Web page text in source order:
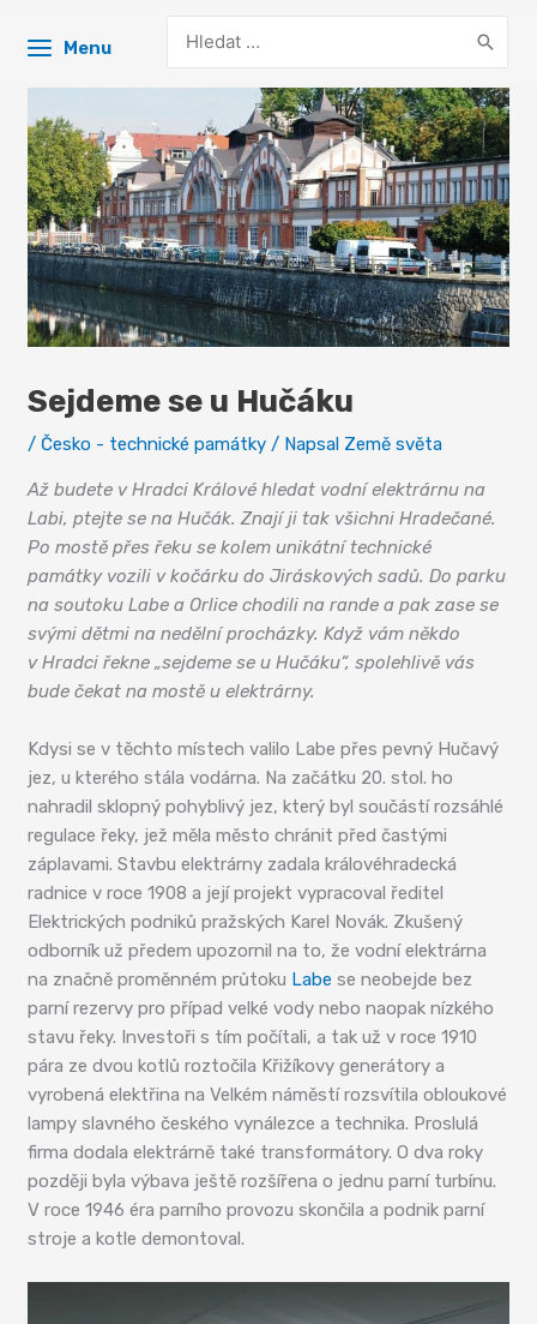
Menu
for:
Sejdeme se u Hučáku
/ Česko - technické památky / Napsal Země světa
Až budete v Hradci Králové hledat vodní elektrárnu na
Labi, ptejte se na Hučák. Znají ji tak všichni Hradečané.
Po mostě přes řeku se kolem unikátní technické
památky vozili v kočárku do Jiráskových sadů. Do parku
na soutoku Labe a Orlice chodili na rande a pak zase se
svými dětmi na nedělní procházky. Když vám někdo
v Hradci řekne „sejdeme se u Hučáku“, spolehlivě vás
bude čekat na mostě u elektrárny.
Kdysi se v těchto místech valilo Labe přes pevný Hučavý
jez, u kterého stála vodárna. Na začátku 20. stol. ho
nahradil sklopný pohyblivý jez, který byl součástí rozsáhlé
regulace řeky, jež měla město chránit před častými
záplavami. Stavbu elektrárny zadala královéhradecká
radnice v roce 1908 a její projekt vypracoval ředitel
Elektrických podniků pražských Karel Novák. Zkušený
odborník už předem upozornil na to, že vodní elektrárna
na značně proměnném průtoku Labe se neobejde bez
parní rezervy pro případ velké vody nebo naopak nízkého
stavu řeky. Investoři s tím počítali, a tak už v roce 1910
pára ze dvou kotlů roztočila Křižíkovy generátory a
vyrobená elektřina na Velkém náměstí rozsvítila obloukové
lampy slavného českého vynálezce a technika. Proslulá
firma dodala elektrárně také transformátory. O dva roky
později byla výbava ještě rozšířena o jednu parní turbínu.
V roce 1946 éra parního provozu skončila a podnik parní
stroje a kotle demontoval.